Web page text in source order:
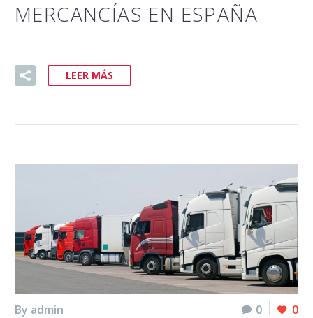
MERCANCÍAS EN ESPAÑA
LEER MÁS
0 0
By admin